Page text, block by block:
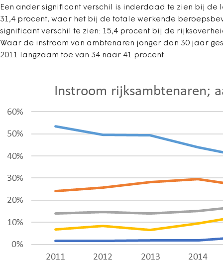
Een ander significant verschil is inderdaad te zien bij
31,4 procent, waar het bij de totale werkende
significant verschil te zien: 15,4 procent bij de
Waar de instroom van ambtenaren jonger dan 30 jaar
2011 langzaam toe van 34 naar 41 procent.